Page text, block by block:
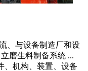
、与设备制造厂和设
磨生料制备系统 ...
、机构、装置、设备